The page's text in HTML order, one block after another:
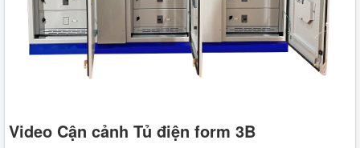
Video Cận cảnh Tủ điện form 3B